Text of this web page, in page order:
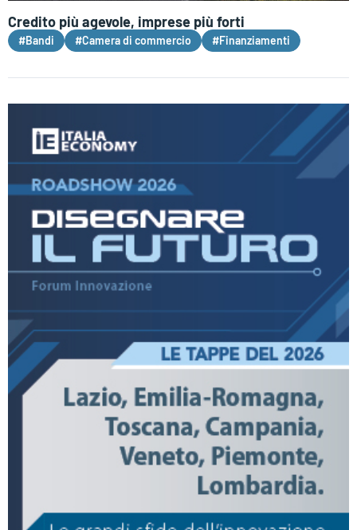
Credito più agevole, imprese più forti
#Bandi #Camera di commercio #Finanziamenti